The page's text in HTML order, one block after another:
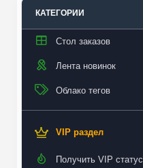
КАТЕГОРИИ
Стол заказов
Лента новинок
Облако тегов
VIP раздел
Получить VIP статус